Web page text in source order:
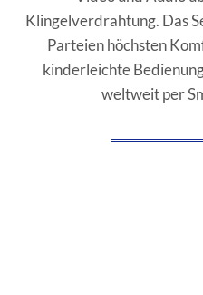
Klingelverdrahtung. Das
Parteien höchsten
kinderleichte
weltweit per